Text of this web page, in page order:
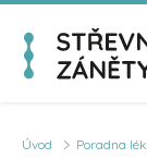
Úvod Poradna